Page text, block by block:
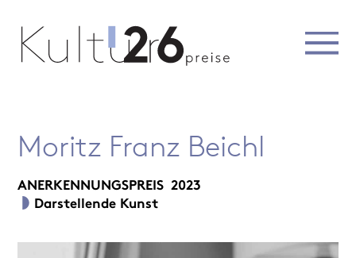
Moritz Franz Beichl
ANERKENNUNGSPREIS 2023
Darstellende Kunst